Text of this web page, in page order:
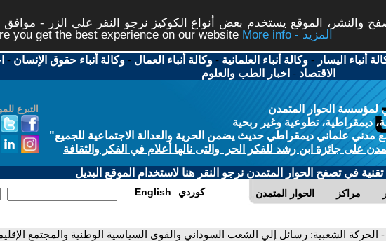
والنشر، الموقع يستخدم بعض أنواع الكوكيز نرجو النقر على الزر -
you get the best experience on our website
More info - المزيد
أنباء اليسار -وكالة أنباء العلمانية -وكالة أنباء العمال -وكالة أنباء حقوق الإنسان -
الاقتصاد - اخبار الطب والعلوم
التبرع
لمؤسسة الحوار المتمدن
ديمقراطية، تطوعية وغير ربحية
علماني ديمقراطي حديث يضمن الحرية والعدالة الاجتماعية للجميع"
على جائزة ابن رشد للفكر الحر والتى نالها أعلام في الفكر والثقافة
في تصفح الحوار المتمدن نرجو النقر هنا لاستخدام الموقع البديل
الحوار المتمدن مراكز English كوردي
- الحركة الشعبية: رسائل إلي الشعب السوداني والقوى السياسية الوطنية والمجتمع